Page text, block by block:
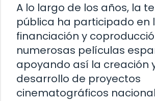
A lo largo de los años, la
pública ha participado en
financiación y
numerosas películas
apoyando así la creación
desarrollo de proyectos
cinematográficos